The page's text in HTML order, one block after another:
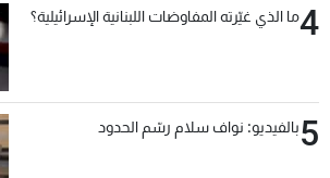
4ما الذي غيّرته المفاوضات اللبنانية الإسرائيلية؟
5بالفيديو: نواف سلام رسّم الحدود